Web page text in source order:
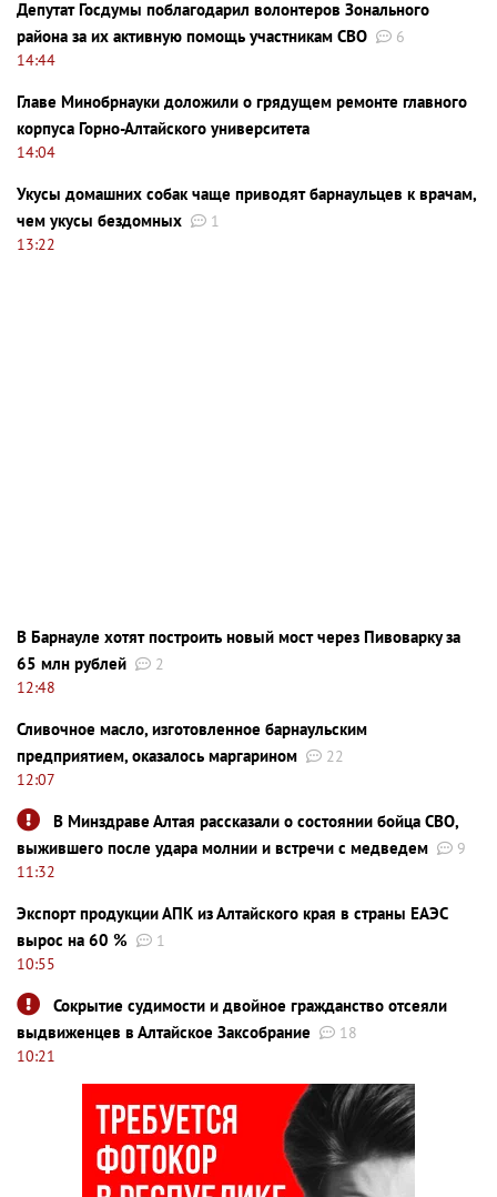
Депутат Госдумы поблагодарил волонтеров Зонального
района за их активную помощь участникам СВО
6
14:44
Главе Минобрнауки доложили о грядущем ремонте главного
корпуса Горно-Алтайского университета
14:04
Укусы домашних собак чаще приводят барнаульцев к врачам,
чем укусы бездомных
1
13:22
В Барнауле хотят построить новый мост через Пивоварку за
65 млн рублей
2
12:48
Сливочное масло, изготовленное барнаульским
предприятием, оказалось маргарином
22
12:07
В Минздраве Алтая рассказали о состоянии бойца СВО,
выжившего после удара молнии и встречи с медведем
9
11:32
Экспорт продукции АПК из Алтайского края в страны ЕАЭС
вырос на 60 %
1
10:55
Сокрытие судимости и двойное гражданство отсеяли
выдвиженцев в Алтайское Заксобрание
18
10:21